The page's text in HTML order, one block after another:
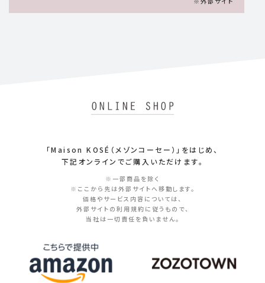
「Maison KOSÉ（メゾンコーセー）」をはじめ、
下記オンラインでご購入いただけます。
※一部商品を除く
※ここから先は外部サイトへ移動します。
価格やサービス内容については、
外部サイトの利用規約に従うもので、
当社は一切責任を負いません。